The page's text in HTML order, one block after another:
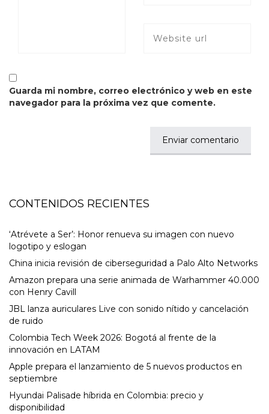
Guarda mi nombre, correo electrónico y web en este
navegador para la próxima vez que comente.
CONTENIDOS RECIENTES
‘Atrévete a Ser’: Honor renueva su imagen con nuevo
logotipo y eslogan
China inicia revisión de ciberseguridad a Palo Alto Networks
Amazon prepara una serie animada de Warhammer 40.000
con Henry Cavill
JBL lanza auriculares Live con sonido nítido y cancelación
de ruido
Colombia Tech Week 2026: Bogotá al frente de la
innovación en LATAM
Apple prepara el lanzamiento de 5 nuevos productos en
septiembre
Hyundai Palisade híbrida en Colombia: precio y
disponibilidad